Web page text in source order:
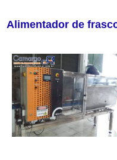
Alimentador de